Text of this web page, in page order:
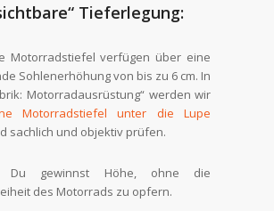
Tieferlegung:
Motorradstiefel verfügen über eine
Sohlenerhöhung von bis zu 6 cm. In
Motorradausrüstung“ werden wir
Motorradstiefel unter die Lupe
sachlich und objektiv prüfen.
gewinnst Höhe, ohne die
des Motorrads zu opfern.